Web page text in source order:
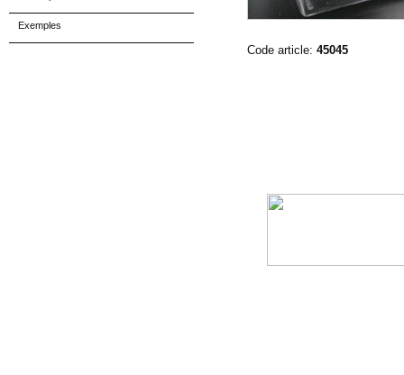
Exemples
Code article: 45045